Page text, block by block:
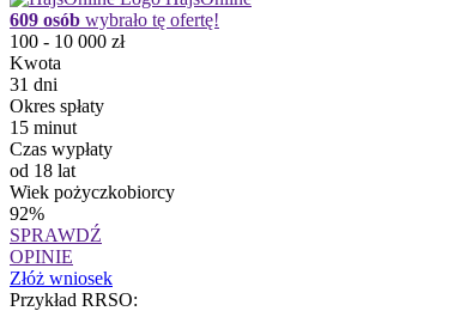
609 osób wybrało tę ofertę!
100 - 10 000 zł
Kwota
31 dni
Okres spłaty
15 minut
Czas wypłaty
od 18 lat
Wiek pożyczkobiorcy
92%
SPRAWDŹ
OPINIE
Złóż wniosek
Przykład RRSO: